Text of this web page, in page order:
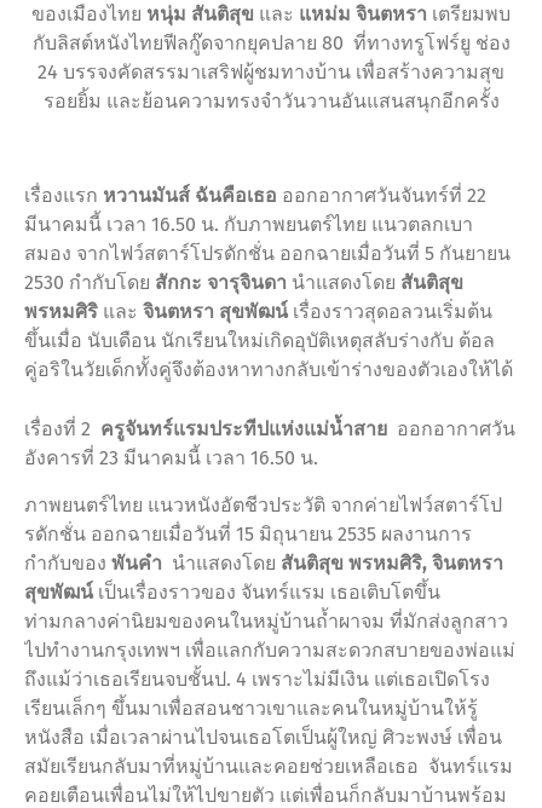
ของเมืองไทย หนุ่ม สันติสุข และ แหม่ม จินตหรา เตรียมพบ
กับลิสต์หนังไทยฟีลกู๊ดจากยุคปลาย 80 ที่ทางทรูโฟร์ยู ช่อง
24 บรรจงคัดสรรมาเสริฟผู้ชมทางบ้าน เพื่อสร้างความสุข
รอยยิ้ม และย้อนความทรงจำวันวานอันแสนสนุกอีกครั้ง
เรื่องแรก หวานมันส์ ฉันคือเธอ ออกอากาศวันจันทร์ที่ 22
มีนาคมนี้ เวลา 16.50 น. กับภาพยนตร์ไทย แนวตลกเบา
สมอง จากไฟว์สตาร์โปรดักชั่น ออกฉายเมื่อวันที่ 5 กันยายน
2530 กำกับโดย สักกะ จารุจินดา นำแสดงโดย สันติสุข
พรหมศิริ และ จินตหรา สุขพัฒน์ เรื่องราวสุดอลวนเริ่มต้น
ขึ้นเมื่อ นับเดือน นักเรียนใหม่เกิดอุบัติเหตุสลับร่างกับ ต้อล
คู่อริในวัยเด็กทั้งคู่จึงต้องหาทางกลับเข้าร่างของตัวเองให้ได้
เรื่องที่ 2 ครูจันทร์แรมประทีปแห่งแม่น้ำสาย ออกอากาศวัน
อังคารที่ 23 มีนาคมนี้ เวลา 16.50 น.
ภาพยนตร์ไทย แนวหนังอัตชีวประวัติ จากค่ายไฟว์สตาร์โป
รดักชั่น ออกฉายเมื่อวันที่ 15 มิถุนายน 2535 ผลงานการ
กำกับของ พันคำ นำแสดงโดย สันติสุข พรหมศิริ, จินตหรา
สุขพัฒน์ เป็นเรื่องราวของ จันทร์แรม เธอเติบโตขึ้น
ท่ามกลางค่านิยมของคนในหมู่บ้านถ้ำผาจม ที่มักส่งลูกสาว
ไปทำงานกรุงเทพฯ เพื่อแลกกับความสะดวกสบายของพ่อแม่
ถึงแม้ว่าเธอเรียนจบชั้นป. 4 เพราะไม่มีเงิน แต่เธอเปิดโรง
เรียนเล็กๆ ขึ้นมาเพื่อสอนชาวเขาและคนในหมู่บ้านให้รู้
หนังสือ เมื่อเวลาผ่านไปจนเธอโตเป็นผู้ใหญ่ ศิวะพงษ์ เพื่อน
สมัยเรียนกลับมาที่หมู่บ้านและคอยช่วยเหลือเธอ จันทร์แรม
คอยเตือนเพื่อนไม่ให้ไปขายตัว แต่เพื่อนก็กลับมาบ้านพร้อม